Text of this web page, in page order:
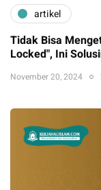
artikel
Tidak Bisa
Locked", Ini
November 20, 2024